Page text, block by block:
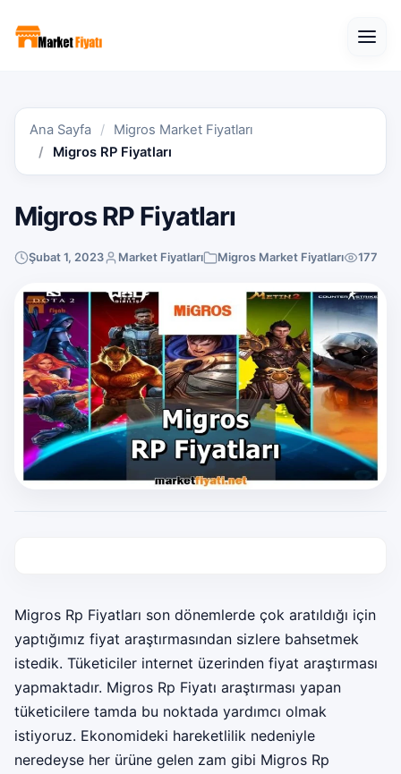
Ana Sayfa
Migros Market Fiyatları
Migros RP Fiyatları
Migros RP Fiyatları
Şubat 1, 2023 Market Fiyatları Migros Market Fiyatları 177
Migros Rp Fiyatları son dönemlerde çok aratıldığı için
yaptığımız fiyat araştırmasından sizlere bahsetmek
istedik. Tüketiciler internet üzerinden fiyat araştırması
yapmaktadır. Migros Rp Fiyatı araştırması yapan
tüketicilere tamda bu noktada yardımcı olmak
istiyoruz. Ekonomideki hareketlilik nedeniyle
neredeyse her ürüne gelen zam gibi Migros Rp